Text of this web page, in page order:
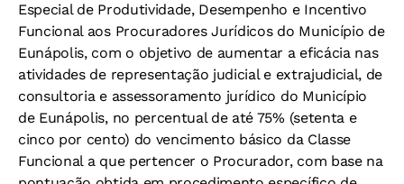
Especial de Produtividade, Desempenho e Incentivo
Funcional aos Procuradores Jurídicos do Município de
Eunápolis, com o objetivo de aumentar a eficácia nas
atividades de representação judicial e extrajudicial, de
consultoria e assessoramento jurídico do Município
de Eunápolis, no percentual de até 75% (setenta e
cinco por cento) do vencimento básico da Classe
Funcional a que pertencer o Procurador, com base na